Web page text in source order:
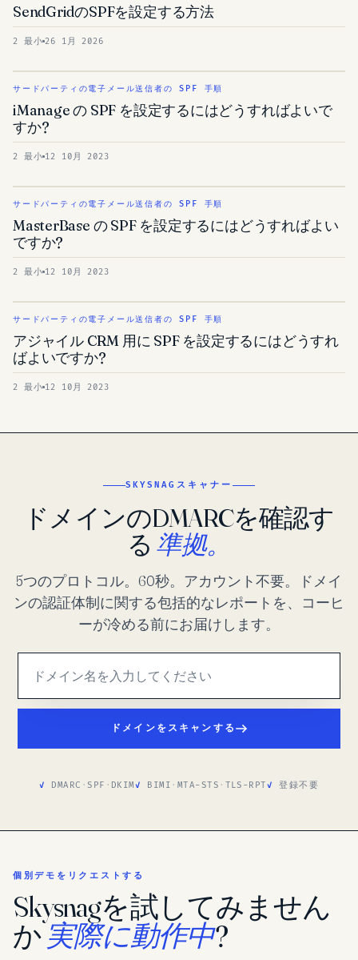
SendGridのSPFを設定する方法
2 最小 26 1月 2026
サードパーティの電子メール送信者の SPF 手順
iManage の SPF を設定するにはどうすればよいで
すか?
2 最小 12 10月 2023
サードパーティの電子メール送信者の SPF 手順
MasterBase の SPF を設定するにはどうすればよい
ですか?
2 最小 12 10月 2023
サードパーティの電子メール送信者の SPF 手順
アジャイル CRM 用に SPF を設定するにはどうすれ
ばよいですか?
2 最小 12 10月 2023
SKYSNAGスキャナー
ドメインのDMARCを確認す
る 準拠。
5つのプロトコル。60秒。アカウント不要。ドメイ
ンの認証体制に関する包括的なレポートを、コーヒ
ーが冷める前にお届けします。
ドメインをスキャンする
DMARC · SPF · DKIM BIMI · MTA-STS · TLS-RPT 登録不要
個別デモをリクエストする
Skysnagを試してみません
か実際に動作中?